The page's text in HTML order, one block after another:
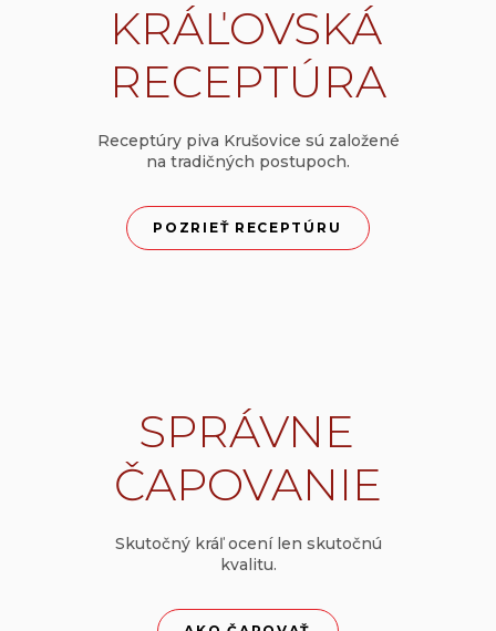
KRÁĽOVSKÁ
RECEPTÚRA
Receptúry piva Krušovice sú založené
na tradičných postupoch.
POZRIEŤ RECEPTÚRU
SPRÁVNE
ČAPOVANIE
Skutočný kráľ ocení len skutočnú
kvalitu.